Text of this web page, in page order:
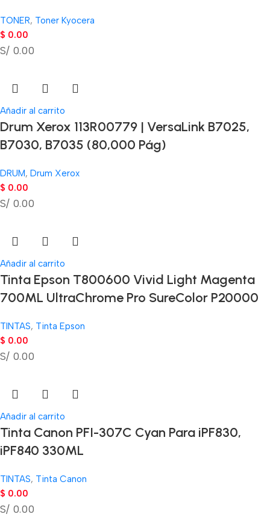
TONER, Toner Kyocera
$ 0.00
S/ 0.00
Añadir al carrito
Drum Xerox 113R00779 | VersaLink B7025,
B7030, B7035 (80,000 Pág)
DRUM, Drum Xerox
$ 0.00
S/ 0.00
Añadir al carrito
Tinta Epson T800600 Vivid Light Magenta
700ML UltraChrome Pro SureColor P20000
TINTAS, Tinta Epson
$ 0.00
S/ 0.00
Añadir al carrito
Tinta Canon PFI-307C Cyan Para iPF830,
iPF840 330ML
TINTAS, Tinta Canon
$ 0.00
S/ 0.00